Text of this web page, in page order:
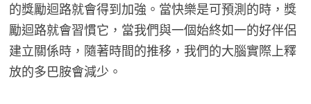
的獎勵迴路就會得到加強。當快樂是可預測的時，獎
勵迴路就會習慣它，當我們與一個始終如一的好伴侶
建立關係時，隨著時間的推移，我們的大腦實際上釋
放的多巴胺會減少。